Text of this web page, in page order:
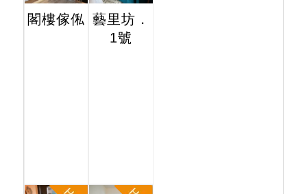
閣樓傢俬 藝里坊．
1號